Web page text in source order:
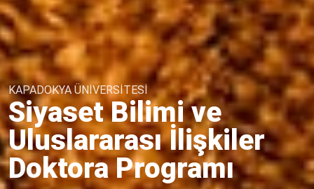
KAPADOKYA ÜNİVERSİTESİ
Siyaset Bilimi ve
Uluslararası İlişkiler
Doktora Programı